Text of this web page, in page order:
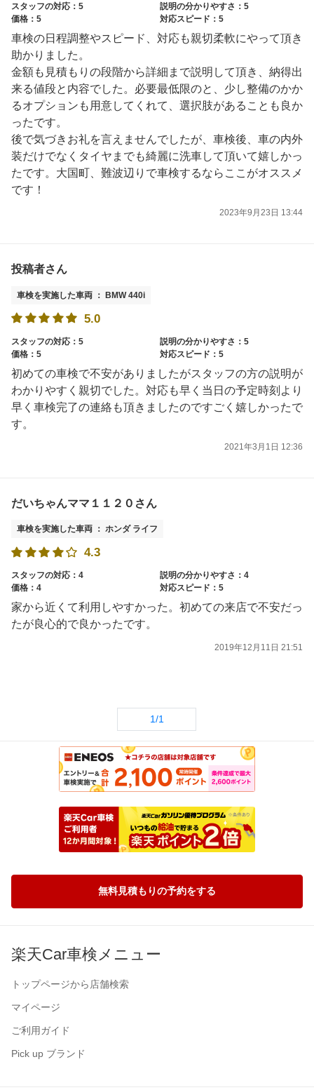
スタッフの対応：5
説明の分かりやすさ：5
価格：5
対応スピード：5
車検の日程調整やスピード、対応も親切柔軟にやって頂き
助かりました。
金額も見積もりの段階から詳細まで説明して頂き、納得出
来る値段と内容でした。必要最低限のと、少し整備のかか
るオプションも用意してくれて、選択肢があることも良か
ったです。
後で気づきお礼を言えませんでしたが、車検後、車の内外
装だけでなくタイヤまでも綺麗に洗車して頂いて嬉しかっ
たです。大国町、難波辺りで車検するならここがオススメ
です！
2023年9月23日 13:44
投稿者さん
車検を実施した車両 ： BMW 440i
5.0
スタッフの対応：5
説明の分かりやすさ：5
価格：5
対応スピード：5
初めての車検で不安がありましたがスタッフの方の説明が
わかりやすく親切でした。対応も早く当日の予定時刻より
早く車検完了の連絡も頂きましたのですごく嬉しかったで
す。
2021年3月1日 12:36
だいちゃんママ１１２０さん
車検を実施した車両 ： ホンダ ライフ
4.3
スタッフの対応：4
説明の分かりやすさ：4
価格：4
対応スピード：5
家から近くて利用しやすかった。初めての来店で不安だっ
たが良心的で良かったです。
2019年12月11日 21:51
1/1
無料見積もりの予約をする
楽天Car車検メニュー
トップページから店舗検索
マイページ
ご利用ガイド
Pick up ブランド